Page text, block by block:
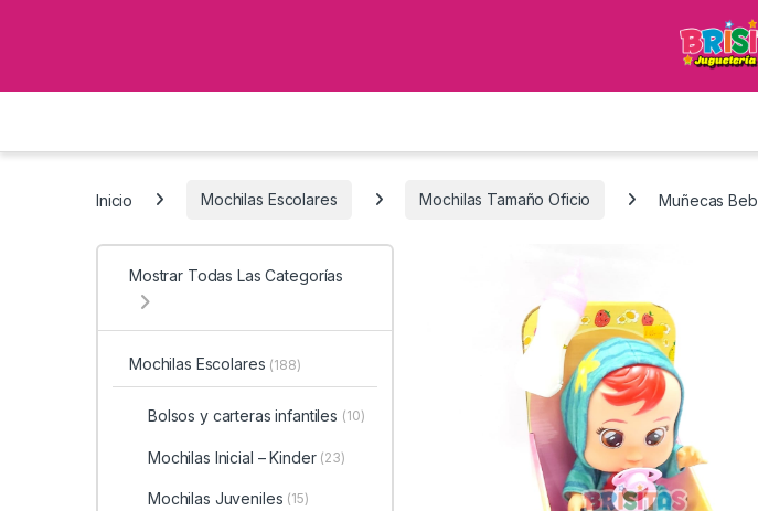
Inicio Mochilas Escolares Mochilas Tamaño Oficio Muñecas
Mostrar Todas Las Categorías
Mochilas Escolares (188)
Bolsos y carteras infantiles (10)
Mochilas Inicial – Kinder (23)
Mochilas Juveniles (15)